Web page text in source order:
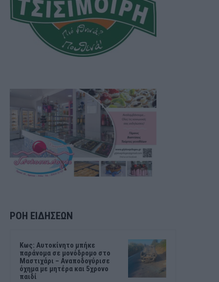
ΡΟΗ ΕΙΔΗΣΕΩΝ
Kως: Αυτοκίνητο μπήκε
παράνομα σε μονόδρομο στο
Μαστιχάρι – Αναποδογύρισε
όχημα με μητέρα και 5χρονο
παιδί